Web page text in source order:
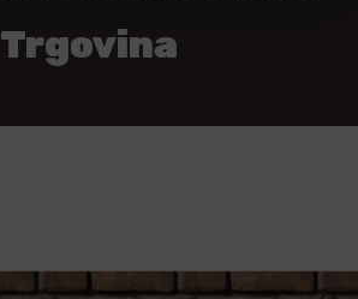
Trgovina